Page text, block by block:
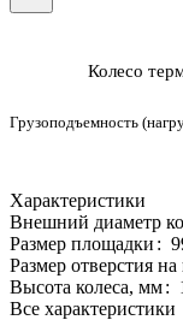
Колесо
Грузоподъемность
Характеристики
Внешний диаметр
Размер площадки :
Размер отверстия
Высота колеса, мм:
Все характеристики